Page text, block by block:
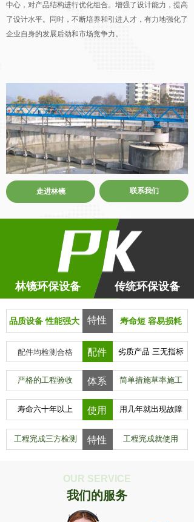
中心，对产品结构进行优化组合。增强了设计能力，提高
了设计水平。同时，不断培养和引进人才，有力地强化了
企业自身的发展后劲和市场竞争力。
走进林镜 联系我们
林镜环保设备 传统环保设备
特性
品质设备 性能强大 寿命短 容易损耗
配件
配件均检测合格 劣质产品 三无指标
体系
严格的工程验收 简单措施草率施工
使用
寿命六十年以上 用几年就出现故障
特性
工程完成三方检测 工程完成就使用
OUR SERVICE
我们的服务